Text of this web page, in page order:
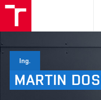
Ing.
MARTIN